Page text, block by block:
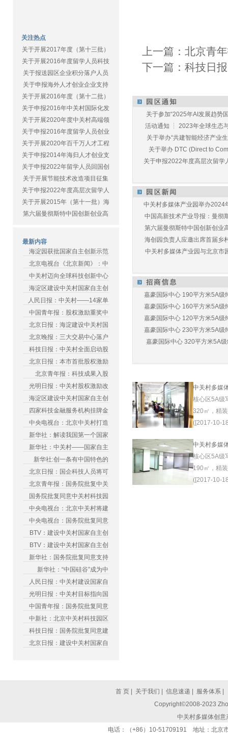
关注热点
关于开展2017年度（第十三批）
关于开展2016年度留学人员科技
关于报送园区企业积分落户人员
关于申报海外人才创业企业支持
关于开展2016年度（第十二批）
关于申报2016年中关村国际化发
关于开展2020年度中关村高端领
关于申报2016年度留学人员创业
关于开展2020年百千万人才工程
关于申报2014年海归人才创业支
关于申报2022年留学人员回国创
关于开展节能技术改造项目征集
关于申报2022年度高层次留学人
关于开展2015年（第十一批）海
第六届曼彻斯特中国创新创业高
最新内容
海淀园获批国家自主创新示范
北京电视台《北京新闻》：中
中关村迈向全球科技创新中心
海淀区建设中关村国家自主创
人民日报：中关村——14家单
中国青年报：股权激励重奖中
北京日报：海淀建设中关村国
北京晚报：三大交易中心落户
科技日报：中关村全面启动股
北京日报：本市首批股权激励
北京青年报：科技成果入股
光明日报：中关村股权激励改
海淀区建设中关村国家自主创
四家科技金融服务机构挂牌金
中央电视台：北京中关村打造
新华社：解读我国第一个国家
新华社：中关村——国家自主
新华社:创一条有中国特色的
北京日报：国企科技人员将可
北京青年报：国务院批复中关
国务院批复同意中关村科技园
中央电视台：北京中关村将建
中央电视台：国务院批复同意
BTV：建设中关村国家自主创
BTV：建设中关村国家自主创
新华社：国务院批复同意支持
新华社：“中国硅谷”成为中
人民日报：中关村建设国家自
光明日报：中关村目标指向国
中国青年报：国务院批复同意
中新社：北京中关村科技园区
科技日报：国务院批复同意建
北京日报：建设中关村国家自
上一篇：北京青
下一篇：科技日
关于参加“2025年AI发展趋势
活动通知 ┆ 2023年全球生态
关于举办“共建智能经济产业
关于举办 DTC (Direct to
关于申报2022年度高层次留学
中关村多媒体产业园举办2024
中国高新技术产业导报：曼彻
第六届曼彻斯特中国创新创业
海创园负责人应邀出席首届乡
中关村多媒体产业园与北京市
嘉豪国际中心 190平方米5A级
嘉豪国际中心 160平方米5A级
嘉豪国际中心 120平方米5A级
嘉豪国际中心 230平方米5A级
嘉豪国际中心 320平方米5A
中关村多媒
核心区5A级
320㎡，精
([2017-10-
中关村多媒
核心区5A级
190㎡，精
([2017-10-
首 页 关于我们 信息速递 服务体系
Copyright©2008-2023
中关村多媒体创
电话：（+86）10-51709191 地址：北京